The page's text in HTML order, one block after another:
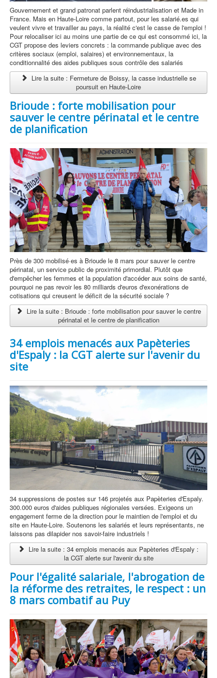
Gouvernement et grand patronat parlent réindustrialisation et Made in
France. Mais en Haute-Loire comme partout, pour les salarié.es qui
veulent vivre et travailler au pays, la réalité c'est le casse de l'emploi !
Pour relocaliser ici au moins une partie de ce qui est consommé ici, la
CGT propose des leviers concrets : la commande publique avec des
critères sociaux (emploi, salaires) et environnementaux, la
conditionnalité des aides publiques sous contrôle des salariés
Lire la suite : Fermeture de Boissy, la casse industrielle se
poursuit en Haute-Loire
Brioude : forte mobilisation pour
sauver le centre périnatal et le centre
de planification
Près de 300 mobilisé·es à Brioude le 8 mars pour sauver le centre
périnatal, un service public de proximité primordial. Plutôt que
d'empêcher les femmes et la population d'accéder aux soins de santé,
pourquoi ne pas revoir les 80 milliards d'euros d'exonérations de
cotisations qui creusent le déficit de la sécurité sociale ?
Lire la suite : Brioude : forte mobilisation pour sauver le centre
périnatal et le centre de planification
34 emplois menacés aux Papèteries
d'Espaly : la CGT alerte sur l'avenir du
site
34 suppressions de postes sur 146 projetés aux Papèteries d'Espaly.
300.000 euros d'aides publiques régionales versées. Exigeons un
engagement ferme de la direction pour le maintien de l'emploi et du
site en Haute-Loire. Soutenons les salariés et leurs représentants, ne
laissons pas dilapider nos savoir-faire industriels !
Lire la suite : 34 emplois menacés aux Papèteries d'Espaly :
la CGT alerte sur l'avenir du site
Pour l'égalité salariale, l'abrogation de
la réforme des retraites, le respect : un
8 mars combatif au Puy